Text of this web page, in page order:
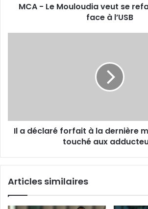
faceMCA - Le Mouloudia veut se
face à l’USB
:
Keddad
Il a déclaré forfait à la dernière
touché aux
Articles similaires